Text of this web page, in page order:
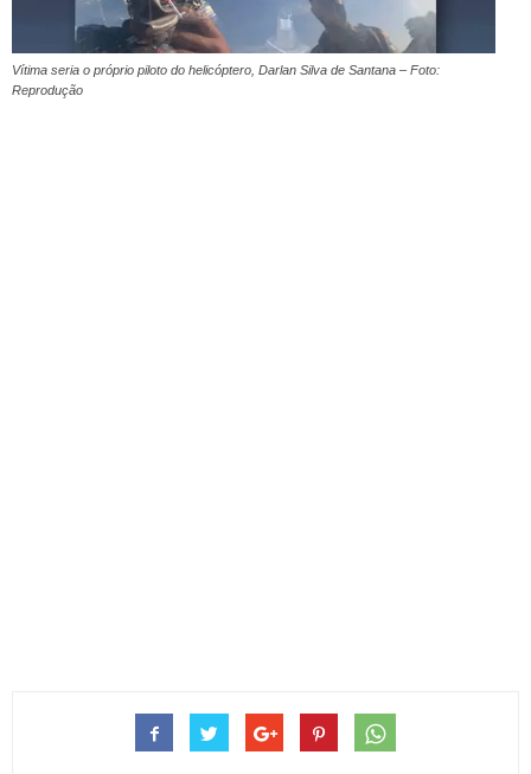
Vítima seria o próprio piloto do helicóptero, Darlan Silva de Santana – Foto:
Reprodução